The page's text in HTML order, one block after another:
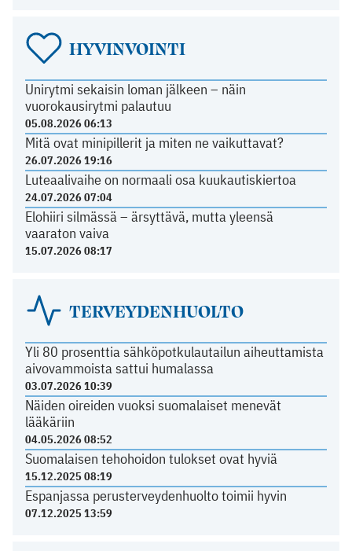
HYVINVOINTI
Unirytmi sekaisin loman jälkeen – näin
vuorokausirytmi palautuu
05.08.2026 06:13
Mitä ovat minipillerit ja miten ne vaikuttavat?
26.07.2026 19:16
Luteaalivaihe on normaali osa kuukautiskiertoa
24.07.2026 07:04
Elohiiri silmässä – ärsyttävä, mutta yleensä
vaaraton vaiva
15.07.2026 08:17
TERVEYDENHUOLTO
Yli 80 prosenttia sähköpotkulautailun aiheuttamista
aivovammoista sattui humalassa
03.07.2026 10:39
Näiden oireiden vuoksi suomalaiset menevät
lääkäriin
04.05.2026 08:52
Suomalaisen tehohoidon tulokset ovat hyviä
15.12.2025 08:19
Espanjassa perusterveydenhuolto toimii hyvin
07.12.2025 13:59